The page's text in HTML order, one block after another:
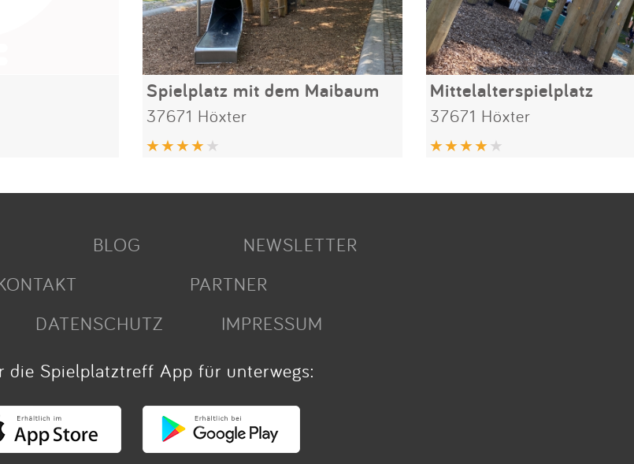
Spielplatz mit dem Maibaum
37671 Höxter
Mittelalterspielplatz
37671 Höxter
BLOG
NEWSLETTER
PARTNER
DATENSCHUTZ
IMPRESSUM
die Spielplatztreff App für unterwegs: